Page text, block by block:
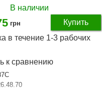
В наличии
грн
Купить
в течение 1-3 рабочих
к сравнению